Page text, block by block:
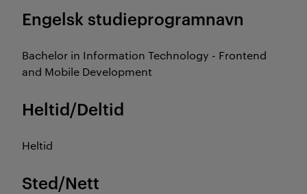
Engelsk studieprogramnavn
Bachelor in Information Technology - Frontend
and Mobile Development
Heltid/Deltid
Heltid
Sted/Nett